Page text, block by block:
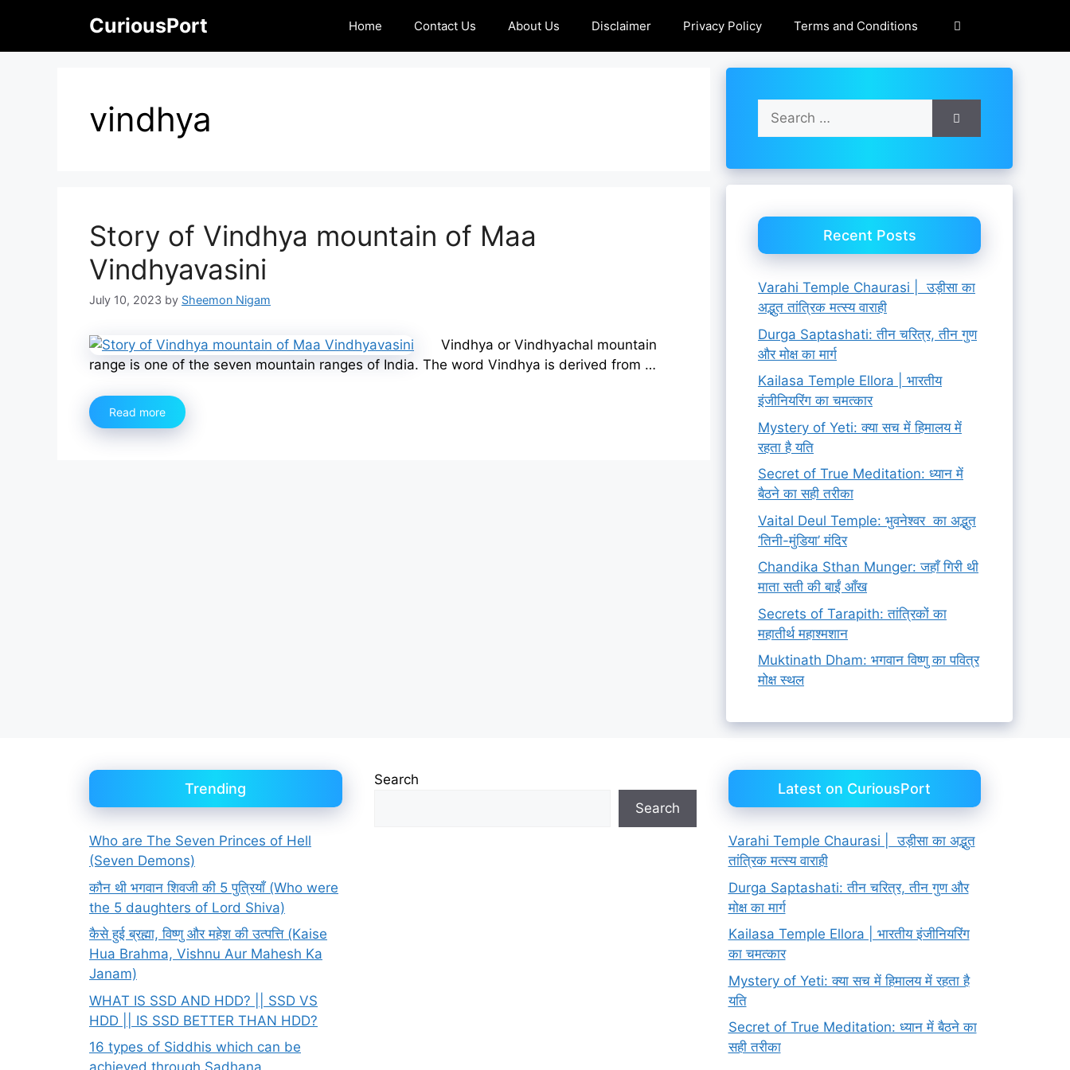
content
CuriousPort Home Contact Us About Us Disclaimer Privacy Policy Terms and Conditions
vindhya
Story of Vindhya mountain of Maa
Vindhyavasini
July 10, 2023 by Sheemon Nigam
Vindhya or Vindhyachal mountain
range is one of the seven mountain ranges of India. The word Vindhya is derived from …
Read more
Search
for:
Recent Posts
Varahi Temple Chaurasi | उड़ीसा का
अद्भुत तांत्रिक मत्स्य वाराही
Durga Saptashati: तीन चरित्र, तीन गुण
और मोक्ष का मार्ग
Kailasa Temple Ellora | भारतीय
इंजीनियरिंग का चमत्कार
Mystery of Yeti: क्या सच में हिमालय में
रहता है यति
Secret of True Meditation: ध्यान में
बैठने का सही तरीका
Vaital Deul Temple: भुवनेश्वर का अद्भुत
‘तिनी-मुंडिया’ मंदिर
Chandika Sthan Munger: जहाँ गिरी थी
माता सती की बाईं आँख
Secrets of Tarapith: तांत्रिकों का
महातीर्थ महाश्मशान
Muktinath Dham: भगवान विष्णु का पवित्र
मोक्ष स्थल
Trending
Who are The Seven Princes of Hell
(Seven Demons)
कौन थी भगवान शिवजी की 5 पुत्रियाँ (Who were
the 5 daughters of Lord Shiva)
कैसे हुई ब्रह्मा, विष्णु और महेश की उत्पत्ति (Kaise
Hua Brahma, Vishnu Aur Mahesh Ka
Janam)
WHAT IS SSD AND HDD? || SSD VS
HDD || IS SSD BETTER THAN HDD?
16 types of Siddhis which can be
achieved through Sadhana
Search
Search
Latest on CuriousPort
Varahi Temple Chaurasi | उड़ीसा का अद्भुत
तांत्रिक मत्स्य वाराही
Durga Saptashati: तीन चरित्र, तीन गुण और
मोक्ष का मार्ग
Kailasa Temple Ellora | भारतीय इंजीनियरिंग
का चमत्कार
Mystery of Yeti: क्या सच में हिमालय में रहता है
यति
Secret of True Meditation: ध्यान में बैठने का
सही तरीका